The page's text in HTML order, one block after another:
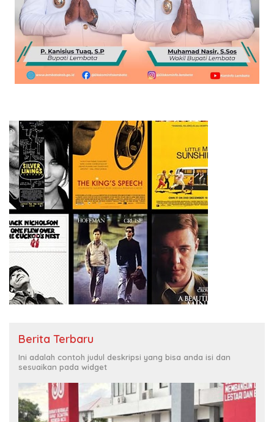
Berita Terbaru
Ini adalah contoh judul deskripsi yang bisa anda isi dan
sesuaikan pada widget